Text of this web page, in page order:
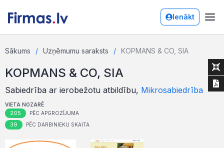
Ienākt
Sākums Uzņēmumu saraksts KOPMANS & CO, SIA
KOPMANS & CO, SIA
Sabiedrība ar ierobežotu atbildību, Mikrosabiedrība
VIETA NOZARĒ
205 PĒC APGROZĪJUMA
39 PĒC DARBINIEKU SKAITA